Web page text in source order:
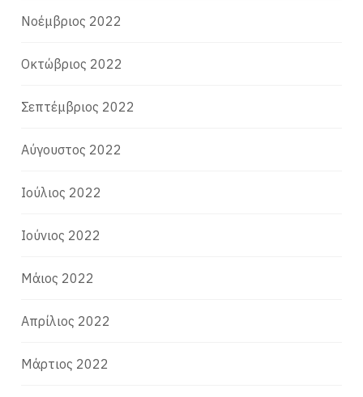
Νοέμβριος 2022
Οκτώβριος 2022
Σεπτέμβριος 2022
Αύγουστος 2022
Ιούλιος 2022
Ιούνιος 2022
Μάιος 2022
Απρίλιος 2022
Μάρτιος 2022